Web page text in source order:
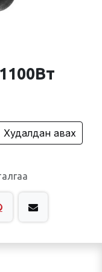
Худалдан авах